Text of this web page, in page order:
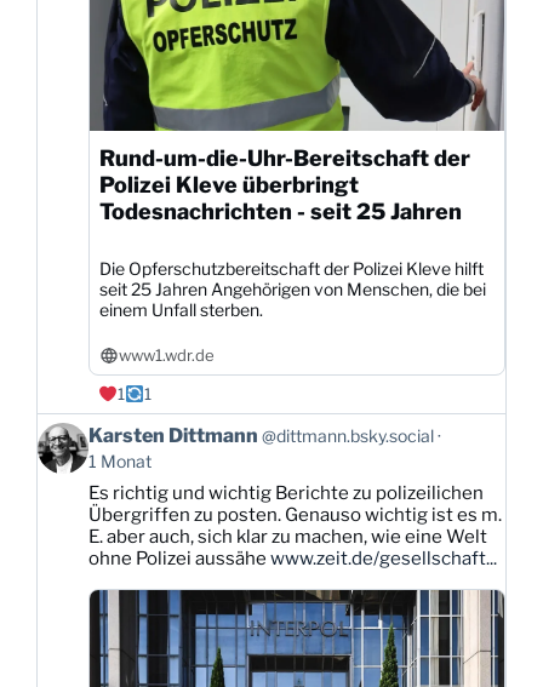
Rund-um-die-Uhr-Bereitschaft der
Polizei Kleve überbringt
Todesnachrichten - seit 25 Jahren
Die Opferschutzbereitschaft der Polizei Kleve hilft
seit 25 Jahren Angehörigen von Menschen, die bei
einem Unfall sterben.
www1.wdr.de
1
1
Beitrag
von
Karsten
Dittmann
Bluesky
ansehen
Karsten Dittmann @dittmann.bsky.social
1 Monat
Es richtig und wichtig Berichte zu polizeilichen
Übergriffen zu posten. Genauso wichtig ist es m.
E. aber auch, sich klar zu machen, wie eine Welt
ohne Polizei aussähe www.zeit.de/gesellschaft...